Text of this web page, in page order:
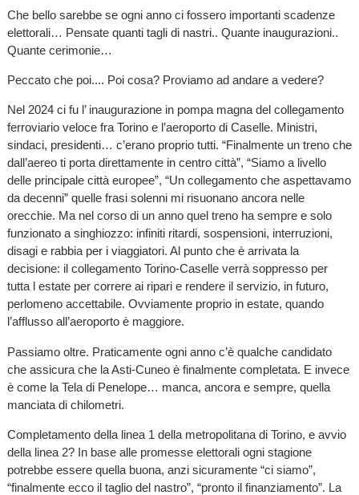
Che bello sarebbe se ogni anno ci fossero importanti scadenze
elettorali… Pensate quanti tagli di nastri.. Quante inaugurazioni..
Quante cerimonie…
Peccato che poi.... Poi cosa? Proviamo ad andare a vedere?
Nel 2024 ci fu l’ inaugurazione in pompa magna del collegamento
ferroviario veloce fra Torino e l’aeroporto di Caselle. Ministri,
sindaci, presidenti… c’erano proprio tutti. “Finalmente un treno che
dall’aereo ti porta direttamente in centro città”, “Siamo a livello
delle principale città europee”, “Un collegamento che aspettavamo
da decenni” quelle frasi solenni mi risuonano ancora nelle
orecchie. Ma nel corso di un anno quel treno ha sempre e solo
funzionato a singhiozzo: infiniti ritardi, sospensioni, interruzioni,
disagi e rabbia per i viaggiatori. Al punto che è arrivata la
decisione: il collegamento Torino-Caselle verrà soppresso per
tutta l estate per correre ai ripari e rendere il servizio, in futuro,
perlomeno accettabile. Ovviamente proprio in estate, quando
l’afflusso all’aeroporto è maggiore.
Passiamo oltre. Praticamente ogni anno c’è qualche candidato
che assicura che la Asti-Cuneo è finalmente completata. E invece
è come la Tela di Penelope… manca, ancora e sempre, quella
manciata di chilometri.
Completamento della linea 1 della metropolitana di Torino, e avvio
della linea 2? In base alle promesse elettorali ogni stagione
potrebbe essere quella buona, anzi sicuramente “ci siamo”,
“finalmente ecco il taglio del nastro”, “pronto il finanziamento”. La